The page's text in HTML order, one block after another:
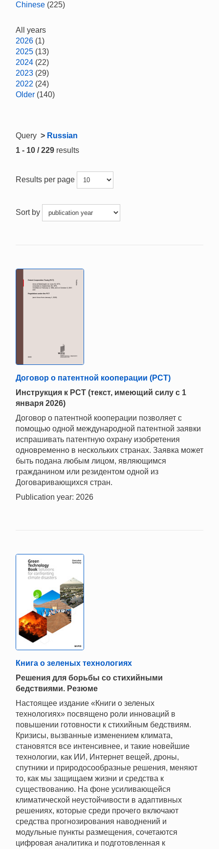
Chinese (225)
All years
2026 (1)
2025 (13)
2024 (22)
2023 (29)
2022 (24)
Older (140)
Query > Russian
1 - 10 / 229 results
Results per page
Sort by
Договор о патентной кооперации (PCT)
Инструкция к РСТ (текст, имеющий силу с 1
января 2026)
Договор о патентной кооперации позволяет с
помощью одной международной патентной заявки
испрашивать патентную охрану изобретения
одновременно в нескольких странах. Заявка может
быть подана любым лицом, являющимся
гражданином или резидентом одной из
Договаривающихся стран.
Publication year: 2026
Книга о зеленых технологиях
Решения для борьбы со стихийными
бедствиями. Резюме
Настоящее издание «Книги о зеленых
технологиях» посвящено роли инноваций в
повышении готовности к стихийным бедствиям.
Кризисы, вызванные изменением климата,
становятся все интенсивнее, и такие новейшие
технологии, как ИИ, Интернет вещей, дроны,
спутники и природосообразные решения, меняют
то, как мы защищаем жизни и средства к
существованию. На фоне усиливающейся
климатической неустойчивости в адаптивных
решениях, которые среди прочего включают
средства прогнозирования наводнений и
модульные пункты размещения, сочетаются
цифровая аналитика и подготовленная к